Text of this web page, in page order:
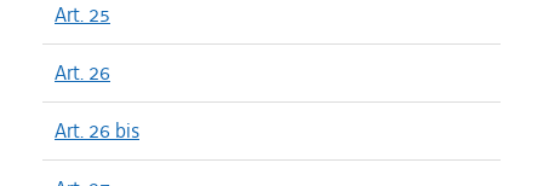
Art. 25
Art. 26
Art. 26 bis